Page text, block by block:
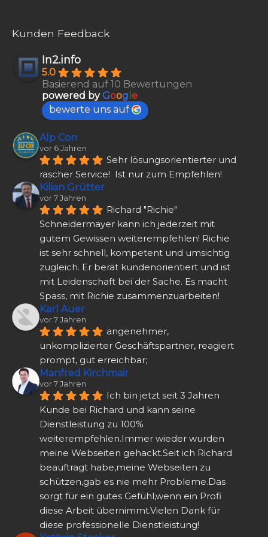
Kunden Feedback
In2.info
5.0
Basierend auf 10 Bewertungen
powered byGoog e
bewerte uns auf
Alp Con
vor 6 Jahren
Sehr lösungsorientierter und
rascher Service!  Ist nur zum Empfehlen!
Kilian Grütter
vor 7 Jahren
Richard "Richie"
Schneidermayer kann ich jederzeit mit
gutem Gewissen weiterempfehlen! Richie
ist sehr schnell, kompetent und umsichtig
zugleich. Er berät kundenorientiert und ist
mit Leidenschaft bei der Sache. Es macht
Spass, mit Richie zusammenzuarbeiten!
Karl Auer
vor 7 Jahren
angenehmer,
unkomplizierter Geschäftspartner, reagiert
prompt, gut erreichbar;
Manfred Kirchmair
vor 7 Jahren
Ich bin jetzt seit 3 Jahren
Kunde bei Richard und kann seine
Dienstleistung zu 100%
weiterempfehlen.Immer wieder wurden
meine Webseiten gehackt.Seit ich Richard
beauftragt habe,meine Webseiten zu
schützen,gab es nie mehr Probleme.Das
sorgt für ein gutes Gefühl,wenn ein Profi
diese Arbeit übernimmt.Vielen Dank für
diese professionelle Dienstleistung!